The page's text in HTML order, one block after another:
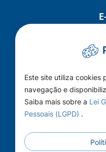
Este site utiliza cookies
navegação e
Saiba mais sobre a Lei
Pessoais (LGPD) .